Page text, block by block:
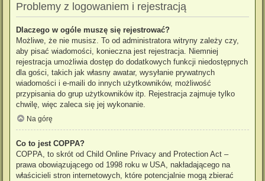
Problemy z logowaniem i rejestracją
Dlaczego w ogóle muszę się rejestrować?
Możliwe, że nie musisz. To od administratora witryny zależy czy,
aby pisać wiadomości, konieczna jest rejestracja. Niemniej
rejestracja umożliwia dostęp do dodatkowych funkcji niedostępnych
dla gości, takich jak własny awatar, wysyłanie prywatnych
wiadomości i e-maili do innych użytkowników, możliwość
przypisania do grup użytkowników itp. Rejestracja zajmuje tylko
chwilę, więc zaleca się jej wykonanie.
Na górę
Co to jest COPPA?
COPPA, to skrót od Child Online Privacy and Protection Act –
prawa obowiązującego od 1998 roku w USA, nakładającego na
właścicieli stron internetowych, które potencjalnie mogą zbierać